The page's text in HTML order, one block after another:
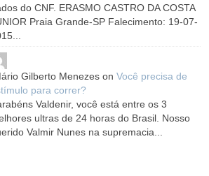
do CNF. ERASMO CASTRO DA COSTA
Praia Grande-SP Falecimento: 19-07-
Gilberto Menezeson Você precisa de
para correr?
Valdenir, você está entre os 3
ultras de 24 horas do Brasil. Nosso
Valmir Nunes na supremacia...